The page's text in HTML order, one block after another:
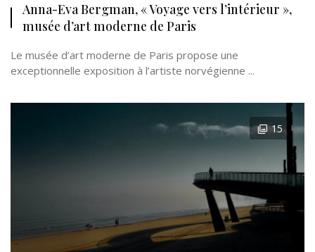
Anna-Eva Bergman, « Voyage vers l’intérieur »,
musée d’art moderne de Paris
Le musée d’art moderne de Paris propose une
exceptionnelle exposition à l’artiste norvégienne ...
15